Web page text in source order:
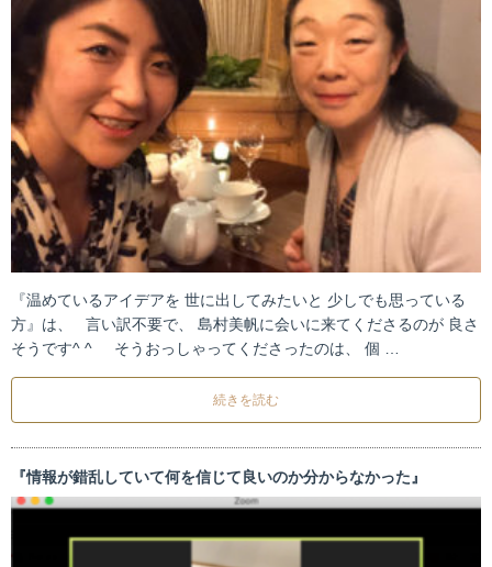
『温めているアイデアを 世に出してみたいと 少しでも思っている
方』は、 言い訳不要で、 島村美帆に会いに来てくださるのが 良さ
そうです^ ^ そうおっしゃってくださったのは、 個 …
続きを読む
『情報が錯乱していて何を信じて良いのか分からなかった』